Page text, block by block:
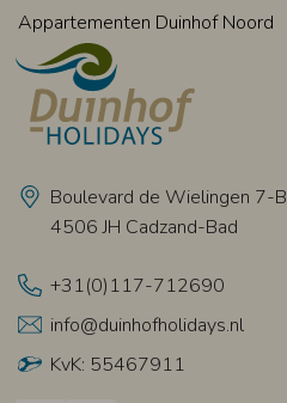
Boulevard de Wielingen 7-B
4506 JH Cadzand-Bad
+31(0)117-712690
info@duinhofholidays.nl
KvK: 55467911
Appartementen Duinhof Noord